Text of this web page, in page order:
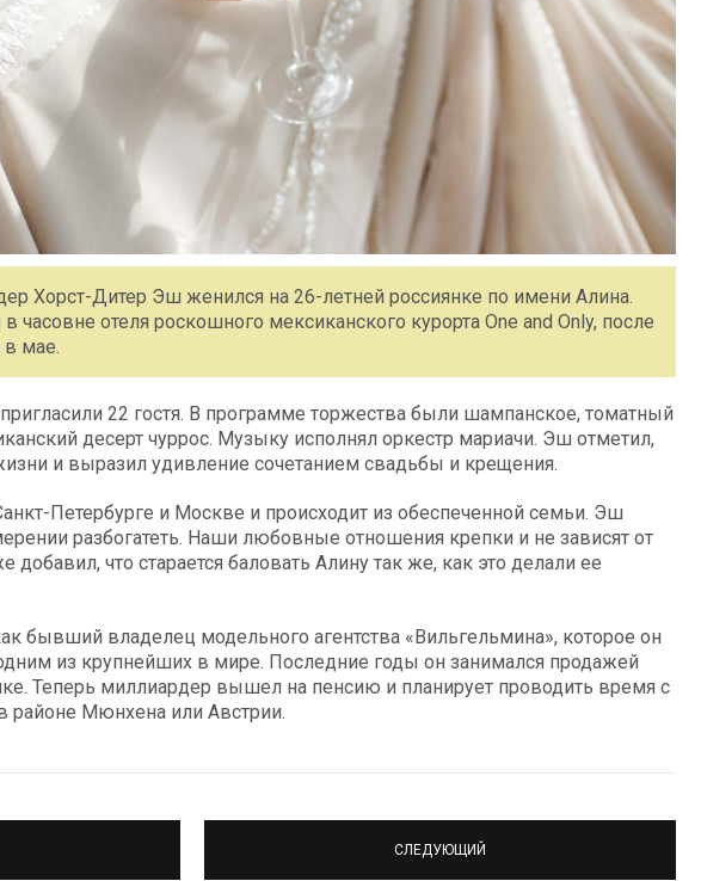
Хорст-Дитер Эш женился на 26-летней россиянке по имени Алина.
часовне отеля роскошного мексиканского курорта One and Only, после
в мае.
22 гостя. В программе торжества были шампанское, томатный
десерт чуррос. Музыку исполнял оркестр мариачи. Эш отметил,
и выразил удивление сочетанием свадьбы и крещения.
Петербурге и Москве и происходит из обеспеченной семьи. Эш
разбогатеть. Наши любовные отношения крепки и не зависят от
что старается баловать Алину так же, как это делали ее
бывший владелец модельного агентства «Вильгельмина», которое он
из крупнейших в мире. Последние годы он занимался продажей
Теперь миллиардер вышел на пенсию и планирует проводить время с
районе Мюнхена или Австрии.
СЛЕДУЮЩИЙ